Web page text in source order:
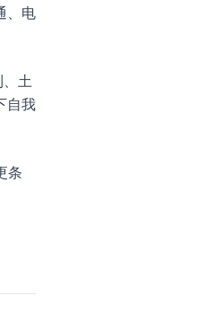
、电
土
自我
条